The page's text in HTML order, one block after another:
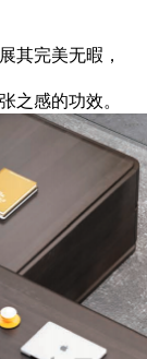
其完美无暇，
之感的功效。